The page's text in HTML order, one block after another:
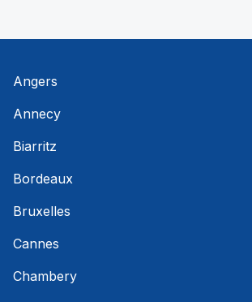
Angers
Annecy
Biarritz
Bordeaux
Bruxelles
Cannes
Chambery